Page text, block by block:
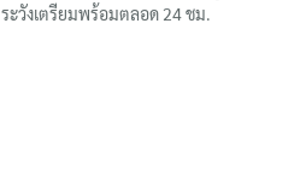
ระวังเตรียมพร้อมตลอด 24 ชม.